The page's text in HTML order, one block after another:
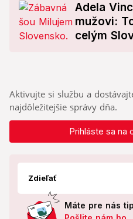
Adela
mužovi:
celým
Aktivujte si službu a
najdôležitejšie správy dňa.
Prihláste sa na
Zdieľať
Máte pre nás